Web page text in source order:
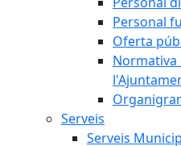
Personal
Oferta
Normativa
Serveis
Serveis